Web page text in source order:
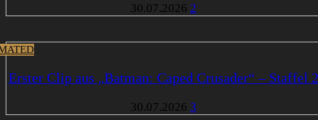
30.07.2026 2
Erster Clip aus „Batman: Caped Crusader“ – Staffel 2
30.07.2026 3